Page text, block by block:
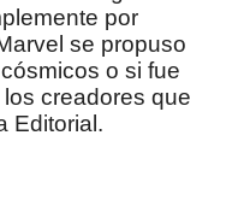
por
se propuso
o si fue
creadores que
Editorial.